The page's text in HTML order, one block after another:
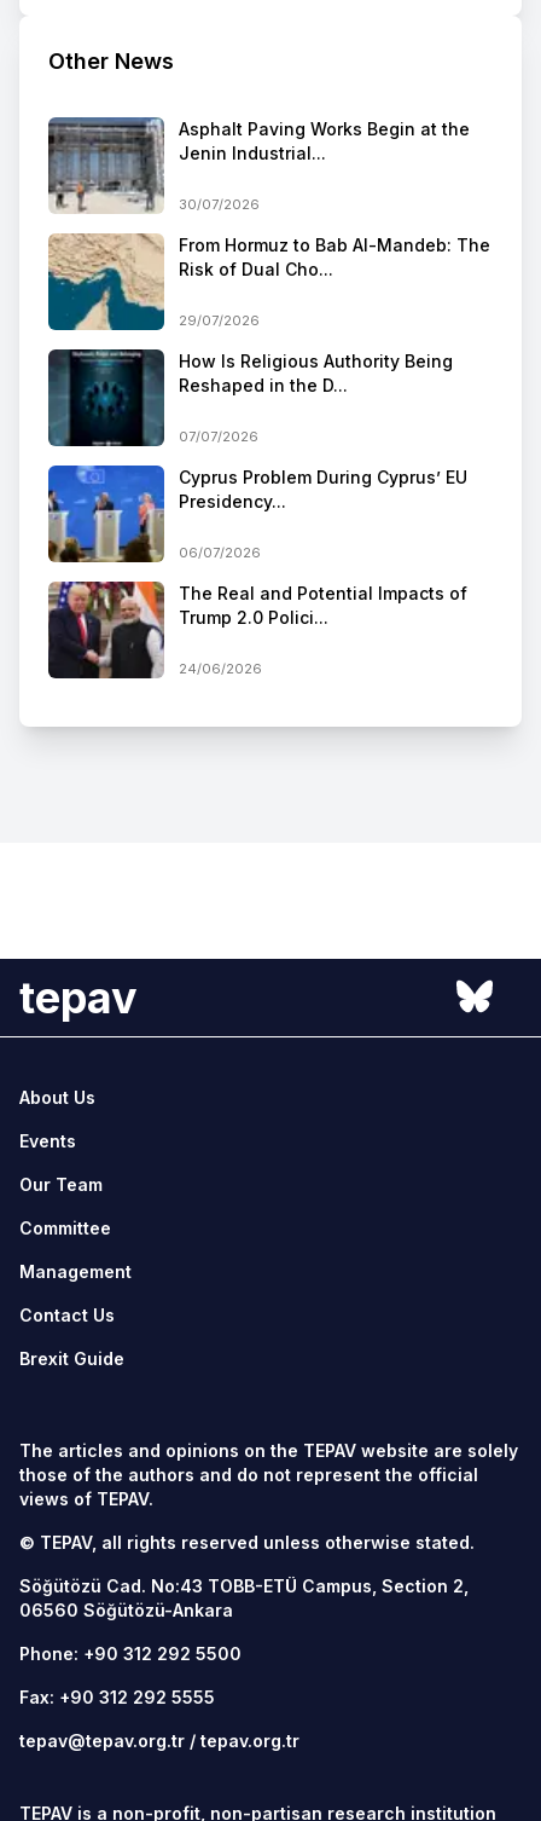
Other News
Asphalt Paving Works Begin at the
Jenin Industrial...
30/07/2026
From Hormuz to Bab Al-Mandeb: The
Risk of Dual Cho...
29/07/2026
How Is Religious Authority Being
Reshaped in the D...
07/07/2026
Cyprus Problem During Cyprus’ EU
Presidency...
06/07/2026
The Real and Potential Impacts of
Trump 2.0 Polici...
24/06/2026
tepav
About Us
Events
Our Team
Committee
Management
Contact Us
Brexit Guide
The articles and opinions on the TEPAV website are solely
those of the authors and do not represent the official
views of TEPAV.
© TEPAV, all rights reserved unless otherwise stated.
Söğütözü Cad. No:43 TOBB-ETÜ Campus, Section 2,
06560 Söğütözü-Ankara
Phone: +90 312 292 5500
Fax: +90 312 292 5555
tepav@tepav.org.tr / tepav.org.tr
TEPAV is a non-profit, non-partisan research institution